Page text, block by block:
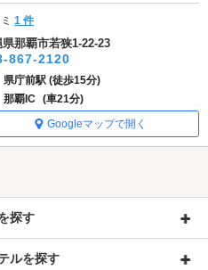
ミ1 件
県那覇市若狭1-22-23
867-2120
県庁前駅 (徒歩15分)
那覇IC (車21分)
Googleマップで開く
探す
ルを探す